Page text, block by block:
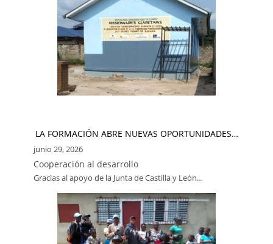
LA FORMACIÓN ABRE NUEVAS OPORTUNIDADES…
junio 29, 2026
Cooperación al desarrollo
Gracias al apoyo de la Junta de Castilla y León…